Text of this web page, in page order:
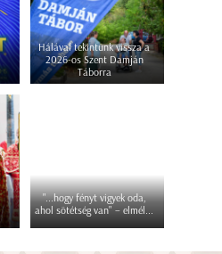
Hálával tekintünk vissza a
2026-os Szent Damján
Táborra
"...hogy fényt vigyek oda,
ahol sötétség van" – elmél...